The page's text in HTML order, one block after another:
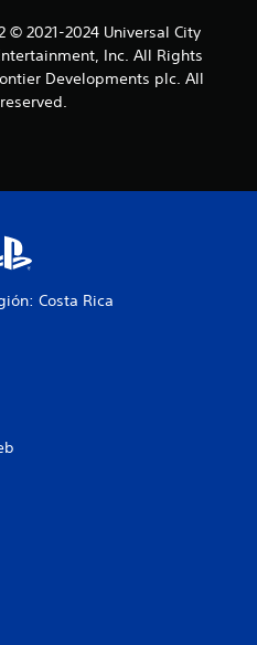
i
c
© 2021-2024 Universal City
Inc. All Rights
Developments plc. All
Costa Rica